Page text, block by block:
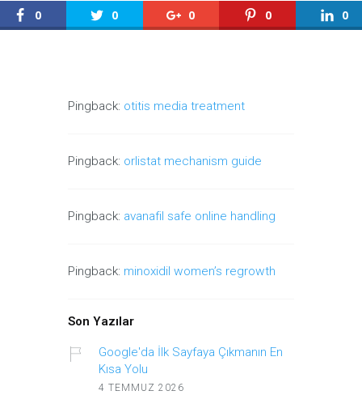
0 0 0 0 0
Pingback: otitis media treatment
Pingback: orlistat mechanism guide
Pingback: avanafil safe online handling
Pingback: minoxidil women’s regrowth
Son Yazılar
Google'da İlk Sayfaya Çıkmanın En
Kısa Yolu
4 TEMMUZ 2026